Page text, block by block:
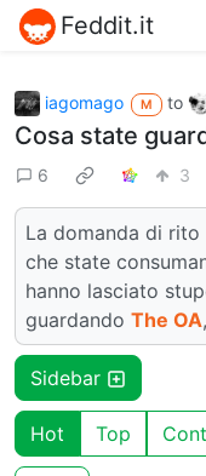
Feddit.it
iagomago M to
Cosa state
6 3
La domanda di
che state
hanno lasciato
guardando The OA
Sidebar
Hot Top